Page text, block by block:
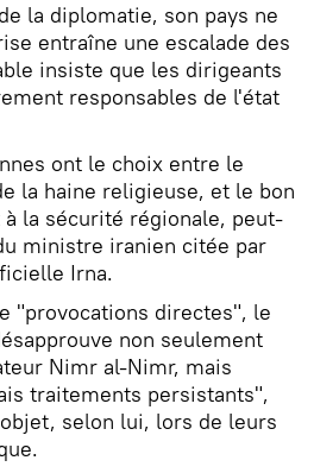
la diplomatie, son pays ne
entraîne une escalade des
insiste que les dirigeants
responsables de l'état
ont le choix entre le
la haine religieuse, et le bon
la sécurité régionale, peut-
ministre iranien citée par
Irna.
"provocations directes", le
non seulement
Nimr al-Nimr, mais
traitements persistants",
selon lui, lors de leurs